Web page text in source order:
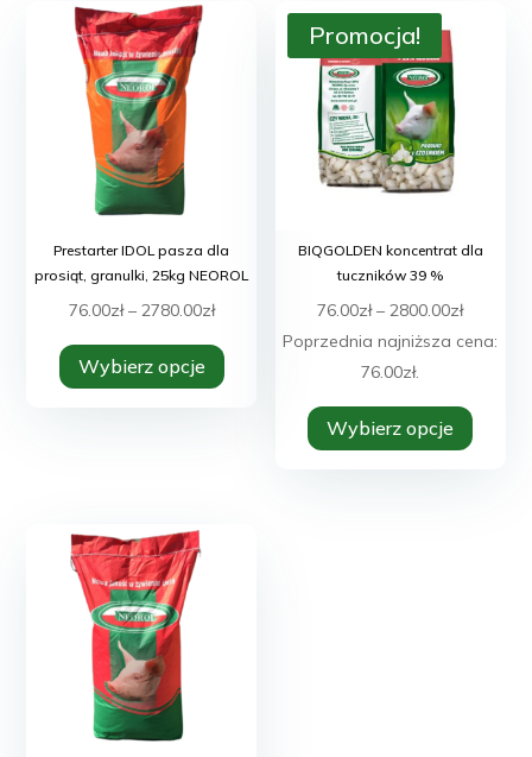
Prestarter IDOL pasza dla
prosiąt, granulki, 25kg NEOROL
76.00zł – 2780.00złZakres
cen:
od
Wybierz opcje
produkt
Promocja!
BIQGOLDEN koncentrat dla
tuczników 39 %
76.00zł – 2800.00złZakres
cen:
76.00zł
do
Poprzednia najniższa cena:
76.00zł.
Wybierz opcje